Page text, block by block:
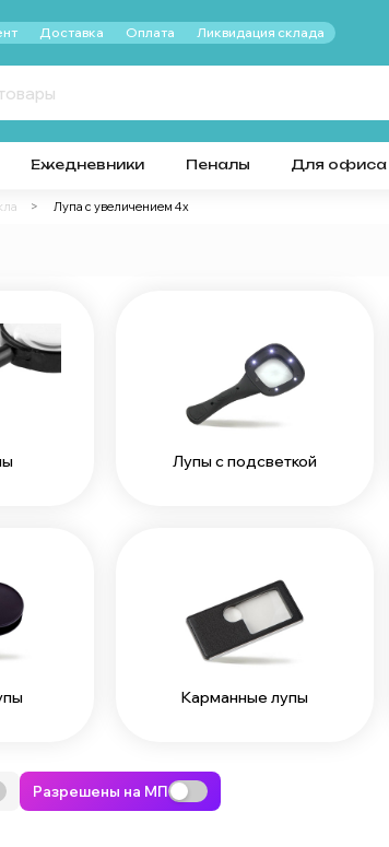
Доставка Оплата Ликвидация склада
Ежедневники Пеналы Для офиса
Лупа с увеличением 4x
Лупы с подсветкой
Карманные лупы
Разрешены на МП